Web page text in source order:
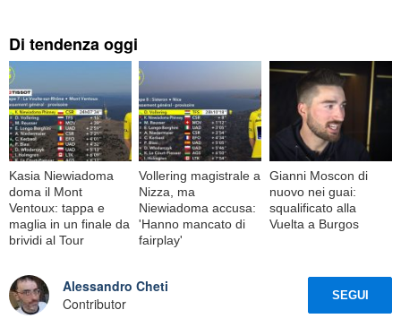
Di tendenza oggi
Kasia Niewiadoma
doma il Mont
Ventoux: tappa e
maglia in un finale da
brividi al Tour
Vollering magistrale a
Nizza, ma
Niewiadoma accusa:
'Hanno mancato di
fairplay'
Gianni Moscon di
nuovo nei guai:
squalificato alla
Vuelta a Burgos
Alessandro Cheti
Contributor
SEGUI